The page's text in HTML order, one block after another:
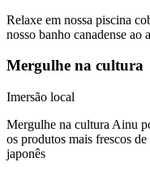
Relaxe em nossa piscina
nosso banho canadense
Mergulhe na cultura
Imersão local
Mergulhe na cultura Ainu
os produtos mais frescos
japonês